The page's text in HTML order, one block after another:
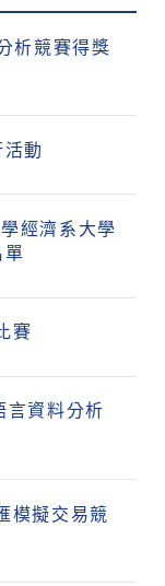
析競賽得獎
動
經濟系大學
賽
資料分析
模擬交易競